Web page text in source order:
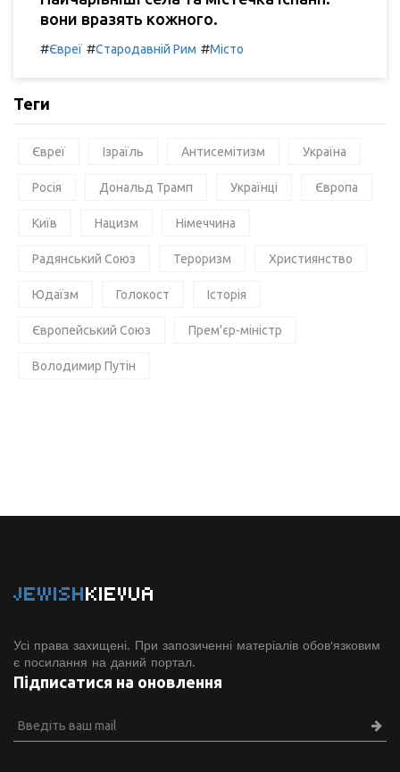
вони вразять кожного.
#Євреї #Стародавній Рим #Місто
Теги
Євреї Ізраїль Антисемітизм Україна
Росія Дональд Трамп Українці Європа
Київ Нацизм Німеччина
Радянський Союз Тероризм Християнство
Юдаїзм Голокост Історія
Європейський Союз Прем'єр-міністр
Володимир Путін
JEWISHKIEVUA
Усі права захищені. При запозиченні матеріалів обов'язковим
є посилання на даний портал.
Підписатися на оновлення